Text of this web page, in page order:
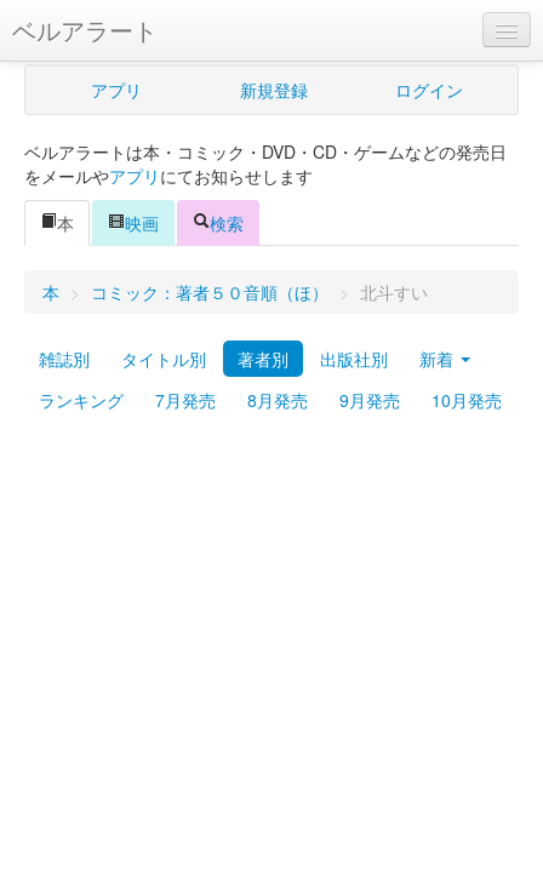
ベルアラート
ベルアラートとは
新規登録
ログイン
Myシェルフ
プレミアム
アプリ 新規登録 ログイン
ベルアラートは本・コミック・DVD・CD・ゲームなどの発売日
をメールやアプリ にてお知らせします
本
映画 検索
本 > コミック：著者５０音順（ほ） > 北斗すい
雑誌別 タイトル別 著者別 出版社別
新着
ランキング
7月発売 8月発売 9月発売 10月発売